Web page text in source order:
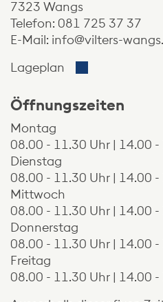
7323 Wangs
Telefon: 081 725 37 37
E-Mail: info@vilters-
Lageplan
Öffnungszeiten
Montag
08.00 - 11.30 Uhr | 14.00 -
Dienstag
08.00 - 11.30 Uhr | 14.00 -
Mittwoch
08.00 - 11.30 Uhr | 14.00 -
Donnerstag
08.00 - 11.30 Uhr | 14.00 -
Freitag
08.00 - 11.30 Uhr | 14.00 -